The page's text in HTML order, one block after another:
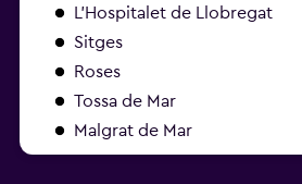
L'Hospitalet de Llobregat
Sitges
Roses
Tossa de Mar
Malgrat de Mar